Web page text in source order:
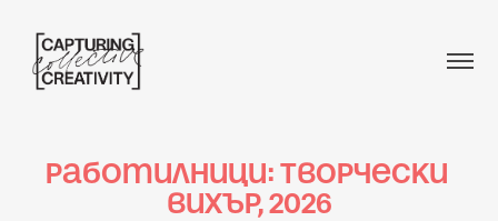
Работилници: Творчески
вихър, 2026